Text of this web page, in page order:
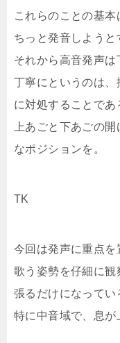
これらのことの基
ちっと発音しようと
それから高音発声は
丁寧にというのは
に対処することであ
上あごと下あごの
なポジションを。
TK
今回は発声に重点を
歌う姿勢を仔細に
張るだけになってい
特に中音域で、息が